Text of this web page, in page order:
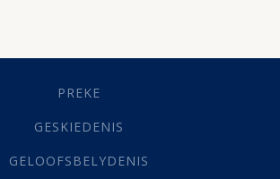
Geestelike Groei(10)
(21)
Grys Areas(4)
Lewensdoel(3)
PREKE
GESKIEDENIS
GELOOFSBELYDENIS